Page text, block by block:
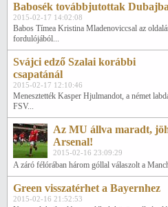
Babosék továbbjutottak
2015-02-17 14:02:08
Babos Tímea Kristina Mladenoviccsal az
fordulójából...
Svájci edző Szalai korábbi
csapatánál
2015-02-17 12:10:46
Menesztették Kasper Hjulmandot, a német
FSV...
Az MU állva maradt,
Arsenal!
2015-02-16 23:09:29
A záró félórában három góllal válaszolt a
Green visszatérhet a Bayernhez
2015-02-16 21:52:53